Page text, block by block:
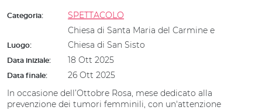
Categoria: SPETTACOLO
Luogo:
Chiesa di Santa Maria del Carmine e
Chiesa di San Sisto
Data iniziale: 18 Ott 2025
Data finale:
26 Ott 2025
In occasione dell’Ottobre Rosa, mese dedicato alla
prevenzione dei tumori femminili, con un'attenzione